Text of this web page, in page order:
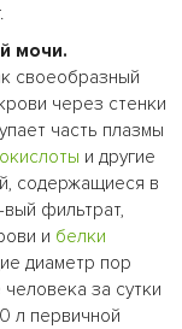
мочи.
своеобразный
через стенки
часть плазмы
и другие
содержащиеся в
фильтрат,
и белки
диаметр пор
за сутки
л первичной